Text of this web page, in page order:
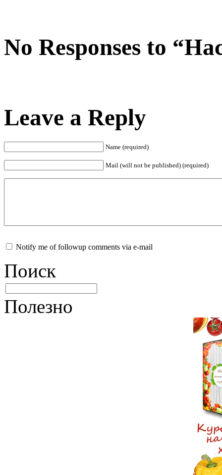
No Responses to
Leave a Reply
Name (required)
Mail (will not be published) (required)
Notify me of followup comments via e-mail
Поиск
Полезно